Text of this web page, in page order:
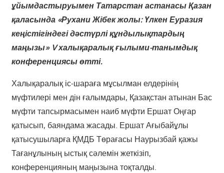
ұйымдастыруымен Татарстан астанасы Қазан
қаласында «Рухани Жібек жолы: Үлкен Еуразия
кеңістігіндегі дәстүрлі құндылықтардың
маңызы» V халықаралық ғылыми-танымдық
конференциясы өтті.
Халықаралық іс-шараға мұсылман елдерінің
мүфтилері мен дін ғалымдары, Қазақстан атынан Бас
мүфти тапсырмасымен наиб мүфти Ершат Оңғар
қатысып, баяндама жасады. Ершат Ағыбайұлы
қатысушыларға ҚМДБ Төрағасы Наурызбай қажы
Тағанұлының ыстық сәлемін жеткізіп,
конференцияның маңызына тоқталды.